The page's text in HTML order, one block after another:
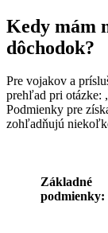
Kedy mám
dôchodok?
Pre vojakov a
prehľad pri otázke:
Podmienky pre
zohľadňujú
Základné
podmienky: